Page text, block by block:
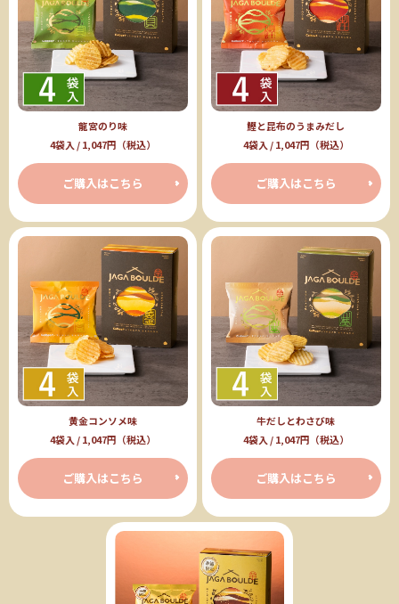
龍宮のり味
4袋入 / 1,047円（税込）
ご購入はこちら
鰹と昆布のうまみだし
4袋入 / 1,047円（税込）
ご購入はこちら
黄金コンソメ味
4袋入 / 1,047円（税込）
ご購入はこちら
牛だしとわさび味
4袋入 / 1,047円（税込）
ご購入はこちら